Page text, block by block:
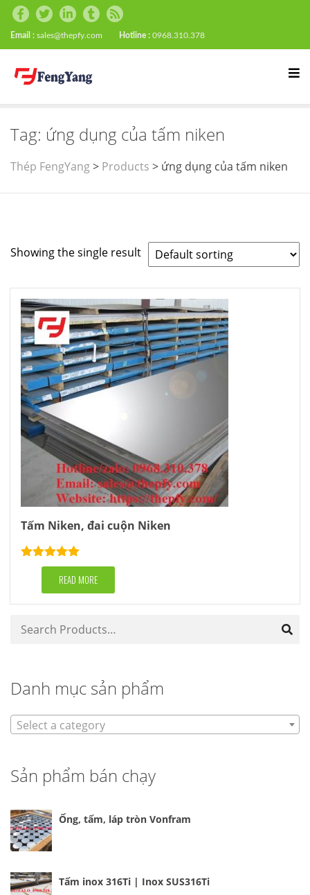
Email : sales@thepfy.com Hotline : 0968.310.378
Tag: ứng dụng của tấm niken
Thép FengYang> Products > ứng dụng của tấm niken
Showing the single result
Tấm Niken, đai cuộn Niken
Rated5.00
out of 5READ MORE
Danh mục sản phẩm
Select a category
Sản phẩm bán chạy
Ống, tấm, láp tròn Vonfram
Tấm inox 316Ti | Inox SUS316Ti